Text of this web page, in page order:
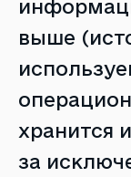
выше
хранится
за